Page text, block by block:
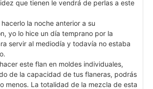
que tienen le vendrá de perlas a este
la noche anterior a su
yo lo hice un día temprano por la
servir al mediodía y todavía no estaba
este flan en moldes individuales,
de la capacidad de tus flaneras, podrás
menos. La totalidad de la mezcla de esta